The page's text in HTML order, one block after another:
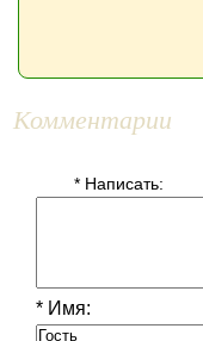
Комментарии
* Написать:
* Имя: